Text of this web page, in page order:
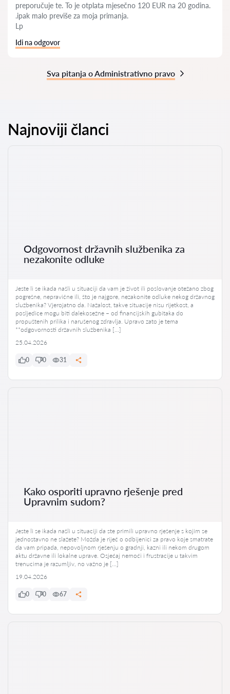
preporučuje te. To je otplata mjesečno 120 EUR na 20 godina.
.ipak malo previše za moja primanja.
Lp
Idi na odgovor
Sva pitanja o Administrativno pravo
Najnoviji članci
Odgovornost državnih službenika za
nezakonite odluke
Jeste li se ikada našli u situaciji da vam je život ili poslovanje otežano zbog
pogrešne, nepravične ili, što je najgore, nezakonite odluke nekog državnog
službenika? Vjerojatno da. Nažalost, takve situacije nisu rijetkost, a
posljedice mogu biti dalekosežne – od financijskih gubitaka do
propuštenih prilika i narušenog zdravlja. Upravo zato je tema
**odgovornosti državnih službenika […]
25.04.2026
0 0 31
Kako osporiti upravno rješenje pred
Upravnim sudom?
Jeste li se ikada našli u situaciji da ste primili upravno rješenje s kojim se
jednostavno ne slažete? Možda je riječ o odbijenici za pravo koje smatrate
da vam pripada, nepovoljnom rješenju o gradnji, kazni ili nekom drugom
aktu državne ili lokalne uprave. Osjećaj nemoći i frustracije u takvim
trenucima je razumljiv, no važno je […]
19.04.2026
0 0 67